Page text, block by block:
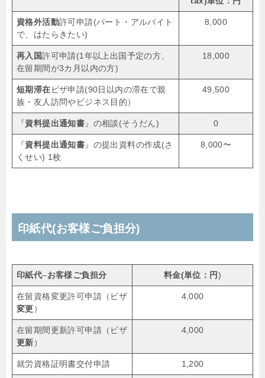
資格外活動許可申請(パート・アルバイト
で、はたらきたい)
8,000
再入国許可申請(1年以上出国予定の方、
在留期間が3カ月以内の方)
18,000
短期滞在ビザ申請(90日以内の滞在で親
族・友人訪問やビジネス目的）
49,500
『資料提出通知書』の相談(そうだん) 0
『資料提出通知書』の提出資料の作成(さ
くせい) 1枚
8,000〜
印紙代(お客様ご負担分)
印紙代–お客様ご負担分 料金(単位：円)
在留資格変更許可申請（ビザ
変更）
4,000
在留期間更新許可申請（ビザ
更新）
4,000
就労資格証明書交付申請 1,200